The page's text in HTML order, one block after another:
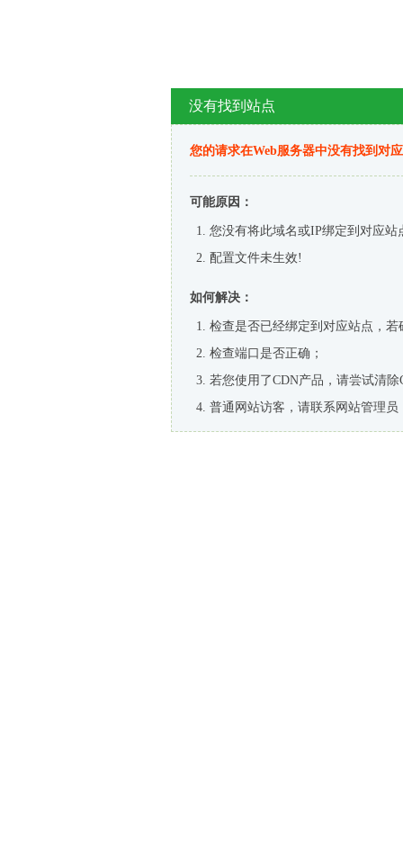
没有找到站点
您的请求在Web服务器中没有找到对
可能原因：
您没有将此域名或IP绑定到对应站
配置文件未生效!
如何解决：
检查是否已经绑定到对应站点，
检查端口是否正确；
若您使用了CDN产品，请尝试清除
普通网站访客，请联系网站管理员